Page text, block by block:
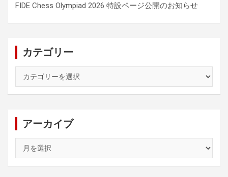
FIDE Chess Olympiad 2026 特設ページ公開のお知らせ
カテゴリー
ゴ
アーカイブ
カ